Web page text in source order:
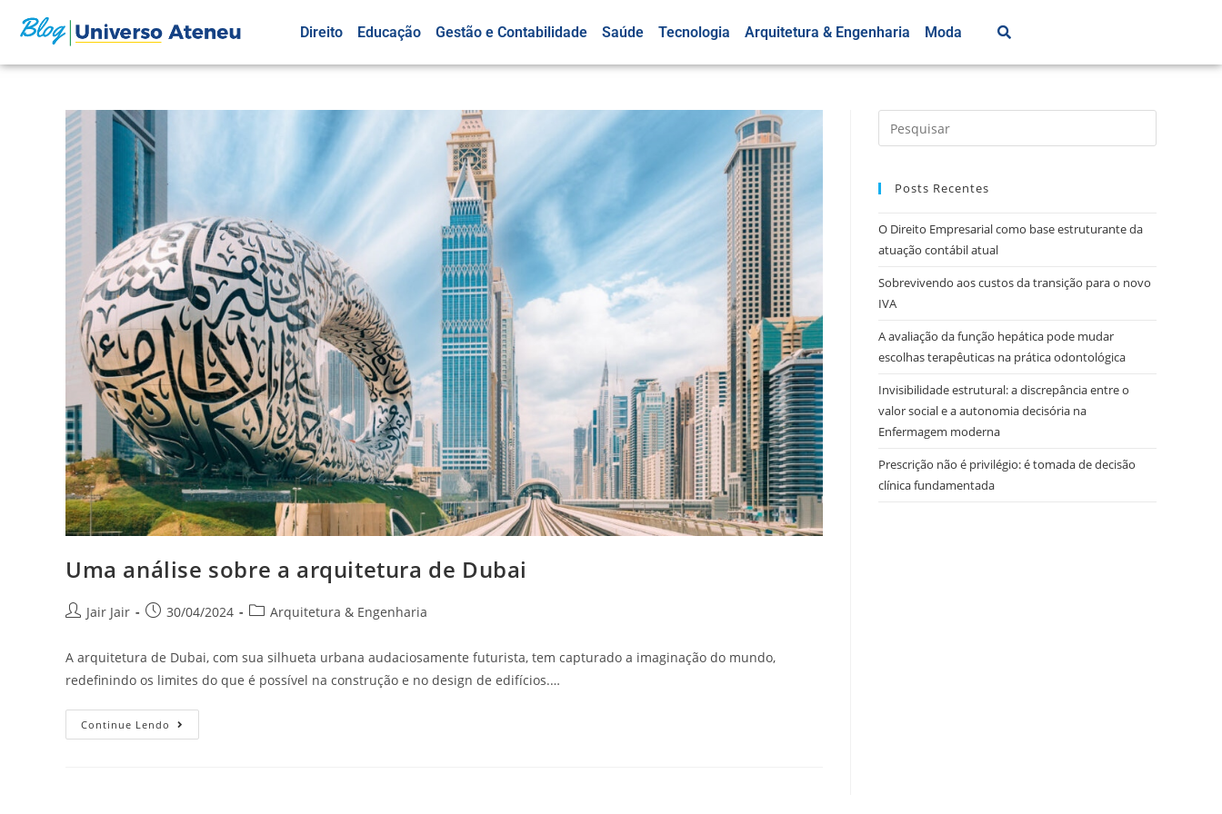
Direito Educação Gestão e Contabilidade Saúde Tecnologia Arquitetura & Engenharia Moda
Uma análise sobre a arquitetura de Dubai
Jair Jair 30/04/2024 Arquitetura & Engenharia
A arquitetura de Dubai, com sua silhueta urbana audaciosamente futurista, tem capturado a imaginação do mundo,
redefinindo os limites do que é possível na construção e no design de edifícios.…
Continue Lendo
Posts Recentes
O Direito Empresarial como base estruturante da
atuação contábil atual
Sobrevivendo aos custos da transição para o novo
IVA
A avaliação da função hepática pode mudar
escolhas terapêuticas na prática odontológica
Invisibilidade estrutural: a discrepância entre o
valor social e a autonomia decisória na
Enfermagem moderna
Prescrição não é privilégio: é tomada de decisão
clínica fundamentada